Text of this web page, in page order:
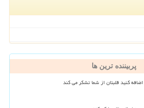
پربیننده ترین ها
کنید قلبتان از شما تشکر می کند